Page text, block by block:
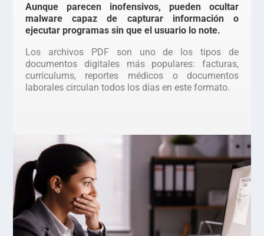
Aunque parecen inofensivos, pueden ocultar
malware capaz de capturar información o
ejecutar programas sin que el usuario lo note.
Los archivos PDF son uno de los tipos de
documentos digitales más populares: facturas,
currículums, reportes médicos o documentos
laborales circulan todos los días en este formato.